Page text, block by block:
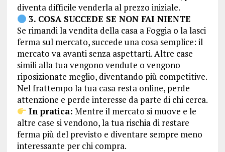
diventa difficile venderla al prezzo iniziale.
3. COSA SUCCEDE SE NON FAI NIENTE
Se rimandi la vendita della casa a Foggia o la lasci
ferma sul mercato, succede una cosa semplice: il
mercato va avanti senza aspettarti. Altre case
simili alla tua vengono vendute o vengono
riposizionate meglio, diventando più competitive.
Nel frattempo la tua casa resta online, perde
attenzione e perde interesse da parte di chi cerca.
In pratica: Mentre il mercato si muove e le
altre case si vendono, la tua rischia di restare
ferma più del previsto e diventare sempre meno
interessante per chi compra.